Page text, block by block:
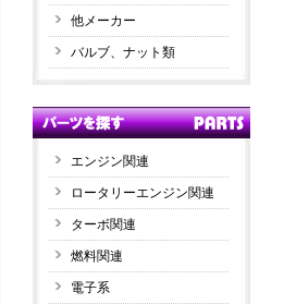
他メーカー
バルブ、ナット類
エンジン関連
ロータリーエンジン関連
ターボ関連
燃料関連
電子系